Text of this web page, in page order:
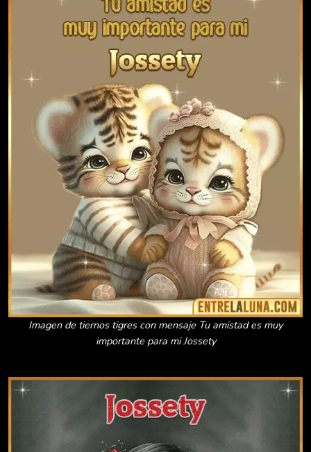
Imagen de tiernos tigres con mensaje Tu amistad es muy
importante para mi Jossety